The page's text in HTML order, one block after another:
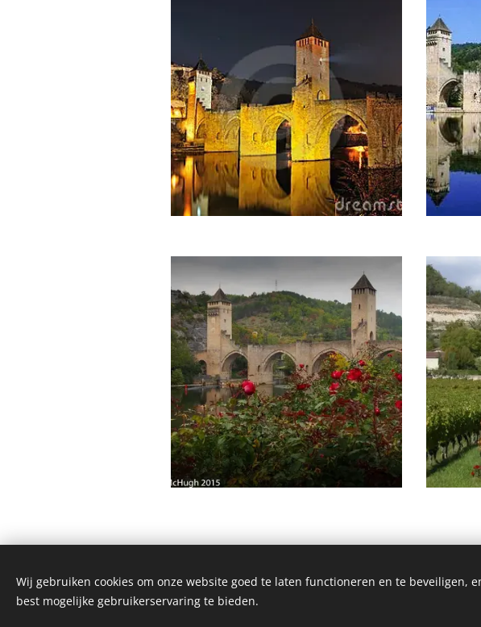
Wij gebruiken cookies om onze website goed te laten functioneren en te beveiligen,
best mogelijke gebruikerservaring te bieden.